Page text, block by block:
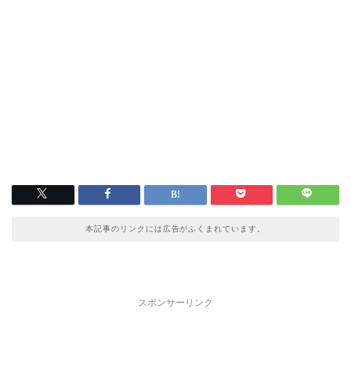
本記事のリンクには広告がふくまれています。
スポンサーリンク